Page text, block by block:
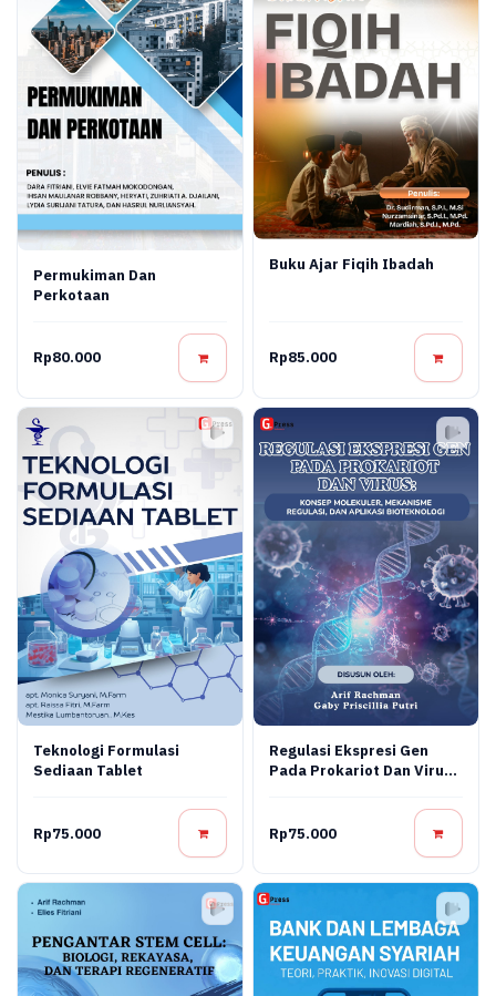
Permukiman Dan
Perkotaan
Rp80.000
Buku Ajar Fiqih Ibadah
Rp85.000
Teknologi Formulasi
Sediaan Tablet
Rp75.000
Regulasi Ekspresi Gen
Pada Prokariot Dan Virus:
Mekanisme Regulasi, Dan
Aplikasi Bioteknologi
Rp75.000